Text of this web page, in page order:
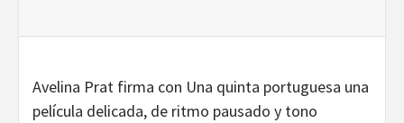
Avelina Prat firma con Una quinta portuguesa una
película delicada, de ritmo pausado y tono